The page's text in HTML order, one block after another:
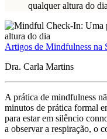
qualquer altura do dia
Artigos de Mindfulness na
Dra. Carla Martins
A prática de mindfulness
minutos de prática formal
para estar em silêncio
a observar a respiração, o